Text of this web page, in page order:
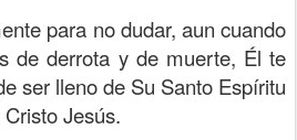
para no dudar, aun cuando
de derrota y de muerte, Él te
ser lleno de Su Santo Espíritu
Jesús.